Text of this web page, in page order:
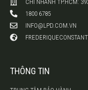
CHI NHÁNH TP.HCM:
1800 6785
INFO@LPD.COM.VN
THÔNG TIN